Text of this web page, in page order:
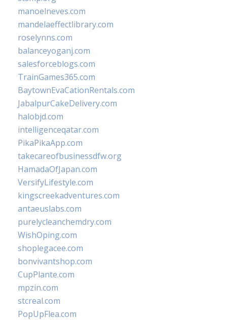
manoelneves.com
mandelaeffectlibrary.com
roselynns.com
balanceyoganj.com
salesforceblogs.com
TrainGames365.com
BaytownEvaCationRentals.com
JabalpurCakeDelivery.com
halobjd.com
intelligenceqatar.com
PikaPikaApp.com
takecareofbusinessdfw.org
HamadaOfJapan.com
VersifyLifestyle.com
kingscreekadventures.com
antaeuslabs.com
purelycleanchemdry.com
WishOping.com
shoplegacee.com
bonvivantshop.com
CupPlante.com
mpzin.com
stcreal.com
PopUpFlea.com